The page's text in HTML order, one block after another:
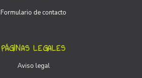
Formulario de contacto
PÁGINAS LEGALES
Aviso legal